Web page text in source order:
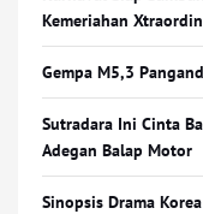
Kemeriahan
Gempa M5,3
Sutradara Ini Cinta
Adegan Balap Motor
Sinopsis Drama